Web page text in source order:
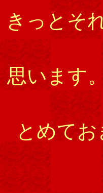
きっとそ
思います
とめて